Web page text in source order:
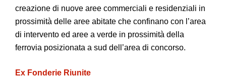
creazione di nuove aree commerciali e residenziali in
prossimità delle aree abitate che confinano con l’area
di intervento ed aree a verde in prossimità della
ferrovia posizionata a sud dell’area di concorso.
Ex Fonderie Riunite